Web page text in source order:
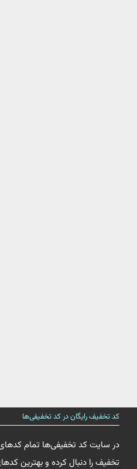
کد تخفیف رایگان در کد تخفیفی‌ها
در سایت کد تخفیفی‌ها تمام
تخفیف را دنبال کرده و بهترین